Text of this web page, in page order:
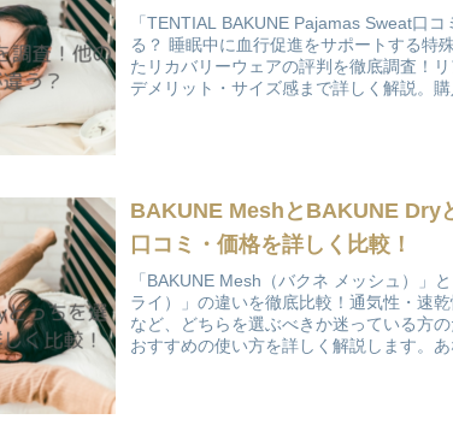
「TENTIAL BAKUNE Pajamas Sweat口
る？ 睡眠中に血行促進をサポートする特
たリカバリーウェアの評判を徹底調査！
デメリット・サイズ感まで詳しく解説。購
BAKUNE MeshとBAKUNE Dry
口コミ・価格を詳しく比較！
「BAKUNE Mesh（バクネ メッシュ）」
ライ）」の違いを徹底比較！通気性・速
など、どちらを選ぶべきか迷っている方
おすすめの使い方を詳しく解説します。